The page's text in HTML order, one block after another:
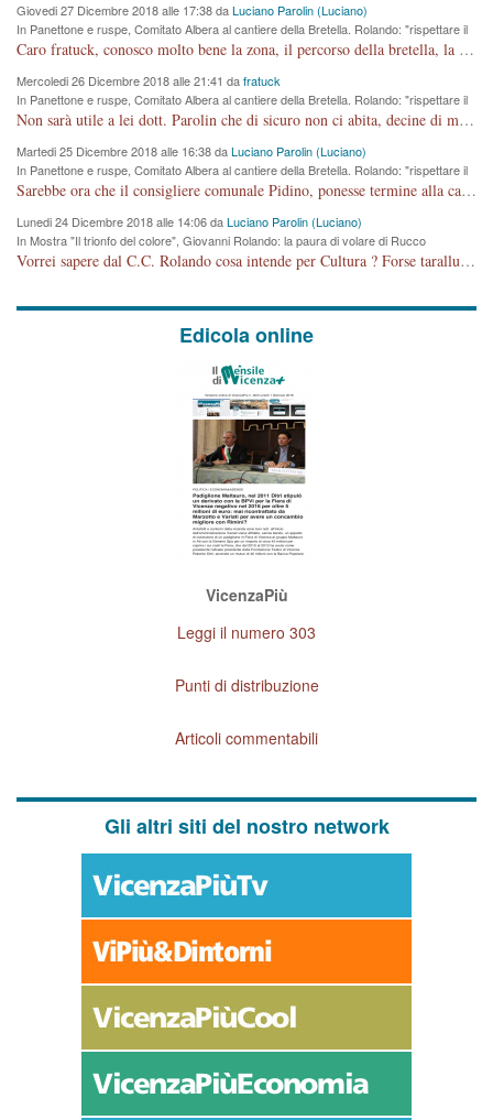
Giovedi 27 Dicembre 2018 alle 17:38 daLuciano Parolin (Luciano)
In Panettone e ruspe, Comitato Albera al cantiere della Bretella. Rolando: "rispettare il
cronoprogramma"
Caro fratuck, conosco molto bene la zona, il percorso della bretella, la situazione dei cittadini, abito in Viale Trento. A partire dal 2003 ho partecipato al Comitato di Maddalene pro bretella, e a riunioni propositive per apportare modifiche al progetto. Numerose mie foto del territorio sono arrivate a Roma, altri miei interventi (non graditi dalla Sx) sono stati pubblicati dal GdV, assieme ad altri come Ciro Asproso, ora favorevole alla bretella. Ho partecipato alla raccolta firme per la chiusura della strada x 5 giorni eseguita dal Sindaco Hullwech per sforamento 180 Micro/g. Pertanto come impegno per la tematica sono apposto con la coscienza. Ora il Progetto è partito, fine! Voglio dire che la nuova Giunta "comunale" non c'entra più. L'opera sarà "malauguratamente" eseguita, ma non con il mio placet. Il Consigliere Comunale dovrebbe capire che la campagna elettorale è finita, con buona pace di tutti. Quello che invece dovrebbe interessare è la proprietà della strada, dall'uscita autostradale Ovest, sino alla Rotatoria dell'Albara, vi sono tre possessori: Autostrade SpA; La Provincia, il Comune. Come la mettiamo per il futuro ? I costi, da 50 sono saliti a 100 milioni di € come dire 20 milioni a KM (!) da non credere. Comunque si farà. Ma nessuno canti Vittoria, anzi meglio non farne un ulteriore fatto "partitico" per questioni elettorali o di seggio. Se mi manda la sua mail, sono disponibile ad inviare i documenti e le foto sopra descritte. Con ossequi, Luciano Parolin
Mercoledi 26 Dicembre 2018 alle 21:41 dafratuck
In Panettone e ruspe, Comitato Albera al cantiere della Bretella. Rolando: "rispettare il
cronoprogramma"
Non sarà utile a lei dott. Parolin che di sicuro non ci abita, decine di migliaia di TIR, automobili e padroncini che passano quotidianamente per una strada appena rotabile, non è più possibile stendere i panni, attraversare la strada senza rischiare la morte, le case stanno crepando, i tempi sono cambiati e la bretella non passerà assolutamente per maddalene (ma cosa sta a dire?!), dia invece responsabilità a chi ha costruito tagliando la strada che doveva invece terminare a isola vicentina e non al moracchino lasciando Motta di Costabissara ancora in panne di traffico. I tempi sono cambiati dottore e se l'anagrafe della vita stagna nell'essere umano impressioni conservatrici, la società non le considera perchè va avanti, si industrializza e ha bisogno di infrastrutture e di sviluppo. Ultima considerazione, se è geloso di Rolando perchè vede in lui solo campagne politiche mentre si difendono i SOLI diritti dei cittadini, la preghiamo faccia considerazioni più appropriate. Saluti e complimenti per i suoi scritti.
Martedi 25 Dicembre 2018 alle 16:38 daLuciano Parolin (Luciano)
In Panettone e ruspe, Comitato Albera al cantiere della Bretella. Rolando: "rispettare il
cronoprogramma"
Sarebbe ora che il consigliere comunale Pidino, ponesse termine alla campagna elettorale nel territorio del suo seggio Villaggio del Sole. La tiraca è iniziata, distruggerà 6 km di prateria ovest della città, ricca di fonti e sorgenti d'acqua. I cittadini di Maddalene non avranno più Pace la notte. Molta colpa per la costruzione di questa Strada è proprio del signor Rolando,dei suoi gazebo mobili e che vuol far passare questa opera VANDALICA come progetto "utile" a chi ? Non è cosa seria sig. Rolando!
Lunedi 24 Dicembre 2018 alle 14:06 daLuciano Parolin (Luciano)
In Mostra "Il trionfo del colore", Giovanni Rolando: la paura di volare di Rucco
Vorrei sapere dal C.C. Rolando cosa intende per Cultura ? Forse tarallucci, vino e sagre, o spaghetti tricolori del PD ? Il continuo (s)parlare della mostra a Palazzo Chiericati caro consigliere DANNEGGIA FORTEMENTE l'immagine della città TUTTA e fa deviare i consensi che in RUSSIA (badi bene ex U.R.S.S.) sono ECCELLENTI. A livello artistico l'evento è di alta Valenza culturale, COMPITO di Tutta la Cittadinanza fare il possibile per propagandare l'iniziativa senza farne UN CASO PARTITICO come fa Lei da sempre. Meno Gazebo + Partecipazione! E così sia. Amen.
Edicola online
VicenzaPiù
Leggi il numero 303
Punti di distribuzione
Articoli commentabili
Gli altri siti del nostro network